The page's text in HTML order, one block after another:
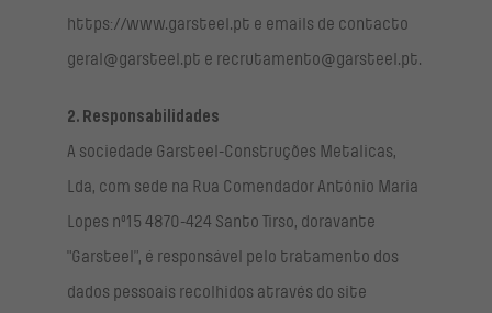
https://www.garsteel.pt e emails de contacto
geral@garsteel.pt e recrutamento@garsteel.pt.
2. Responsabilidades
A sociedade Garsteel-Construções Metalicas,
Lda, com sede na Rua Comendador António Maria
Lopes nº15 4870-424 Santo Tirso, doravante
"Garsteel”, é responsável pelo tratamento dos
dados pessoais recolhidos através do site